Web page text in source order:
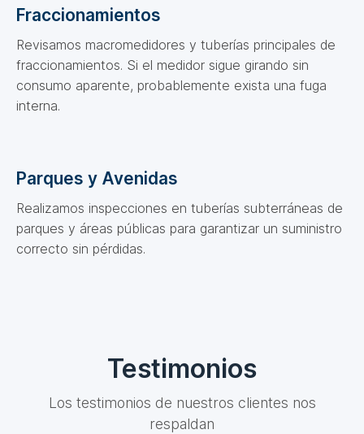
Fraccionamientos
Revisamos macromedidores y tuberías principales de
fraccionamientos. Si el medidor sigue girando sin
consumo aparente, probablemente exista una fuga
interna.
Parques y Avenidas
Realizamos inspecciones en tuberías subterráneas de
parques y áreas públicas para garantizar un suministro
correcto sin pérdidas.
Testimonios
Los testimonios de nuestros clientes nos
respaldan